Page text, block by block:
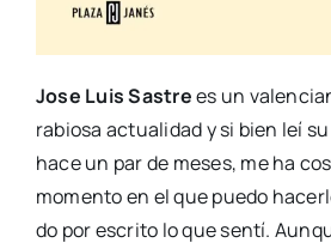
Jose Luis Sas­trees un
rabio­sa actua­li­dad y si bien leí
hace un par de meses, me ha
momen­to en el que pue­do
do por escri­to lo que sen­tí.